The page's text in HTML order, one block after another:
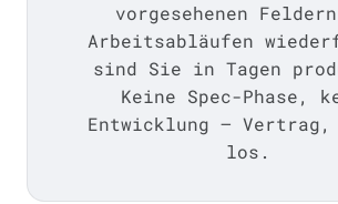
vorgesehenen
Arbeitsabläufen
sind Sie in Tagen
Keine Spec-Phase,
Entwicklung — Vertrag,
los.